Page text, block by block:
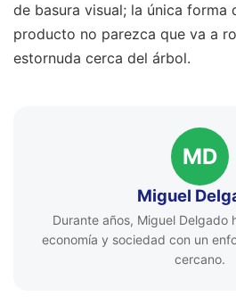
de basura visual; la única forma
producto no parezca que va a
estornuda cerca del árbol.
MD
Miguel
Durante años, Miguel Delgado
economía y sociedad con un
cercano.